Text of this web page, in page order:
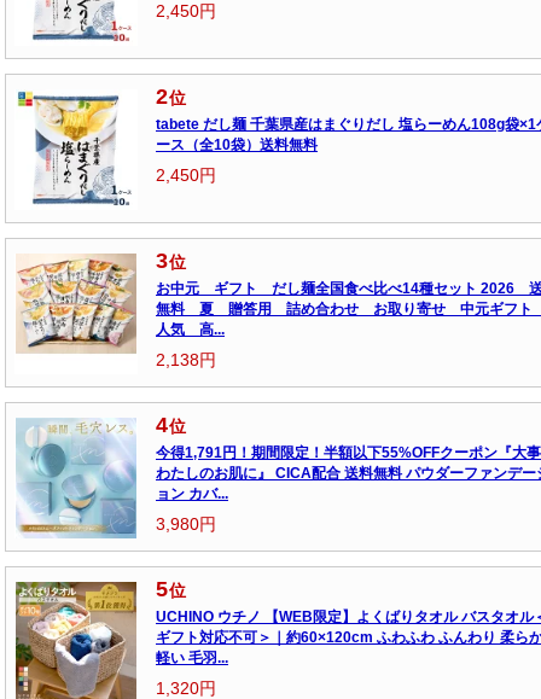
2,450円
2位
tabete だし麺 千葉県産はまぐりだし 塩らーめん108g袋×1
ース（全10袋）送料無料
2,450円
3位
お中元 ギフト だし麺全国食べ比べ14種セット 2026
無料 夏 贈答用 詰め合わせ お取り寄せ 中元ギフ
人気 高...
2,138円
4位
今得1,791円！期間限定！半額以下55%OFFクーポン『大
わたしのお肌に』 CICA配合 送料無料 パウダーファンデー
ョン カバ...
3,980円
5位
UCHINO ウチノ 【WEB限定】よくばりタオル バスタオル
ギフト対応不可＞｜約60×120cm ふわふわ ふんわり 柔ら
軽い 毛羽...
1,320円